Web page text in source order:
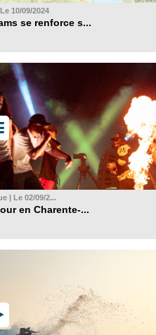
10/09/2024
se renforce s...
| Le 02/09/2...
en Charente-...